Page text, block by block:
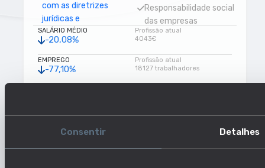
Consentir Detalhes
com as diretrizes
jurídicas e
organizacionais
Monitorizar atividades
operacionais
Gestão de projetos
financeira
Defender visão global
da empresa
Responsabilidade social
das empresas
Planear procedimentos
Conduzir investigações
operacionais
SALÁRIO MÉDIO
-20,08%
Profissão atual
4043€
EMPREGO
-77,10%
Profissão atual
18127 trabalhadores
NÍVEL DE EDUCAÇÃO
Semelhante
Profissão atual